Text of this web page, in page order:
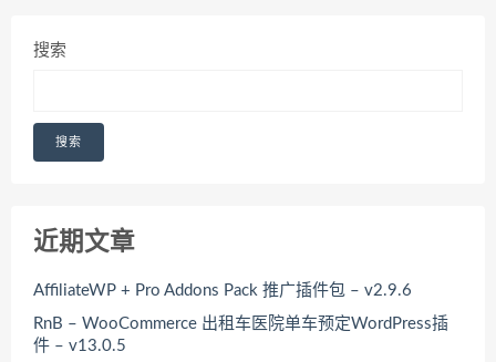
搜索
搜索
近期文章
AffiliateWP + Pro Addons Pack 推广插件包 – v2.9.6
RnB – WooCommerce 出租车医院单车预定WordPress插
件 – v13.0.5